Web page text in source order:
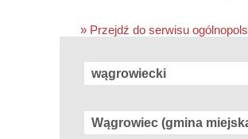
» Przejdź do serwisu